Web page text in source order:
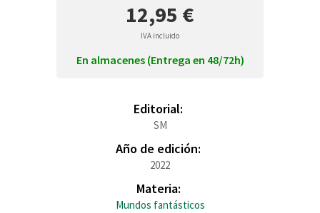
12,95 €
IVA incluido
En almacenes (Entrega en 48/72h)
Editorial:
SM
Año de edición:
2022
Materia:
Mundos fantásticos